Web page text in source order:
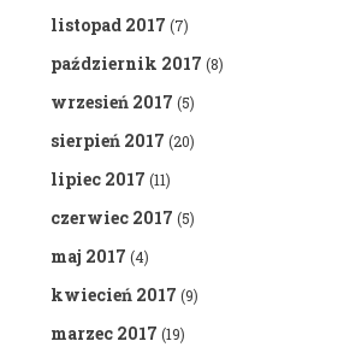
listopad 2017 (7)
październik 2017 (8)
wrzesień 2017 (5)
sierpień 2017 (20)
lipiec 2017 (11)
czerwiec 2017 (5)
maj 2017 (4)
kwiecień 2017 (9)
marzec 2017 (19)